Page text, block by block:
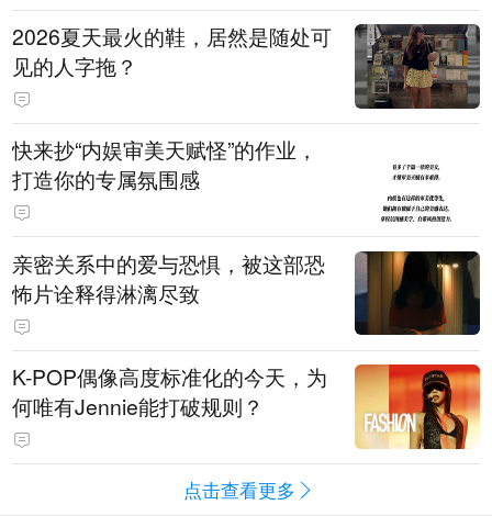
2026夏天最火的鞋，居然是随处可
见的人字拖？
快来抄“内娱审美天赋怪”的作业，
打造你的专属氛围感
亲密关系中的爱与恐惧，被这部恐
怖片诠释得淋漓尽致
K-POP偶像高度标准化的今天，为
何唯有Jennie能打破规则？
点击查看更多